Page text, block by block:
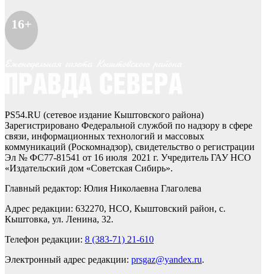
16+
PS54.RU (сетевое издание Кыштовского района)
Зарегистрировано Федеральной службой по надзору в сфере
связи, информационных технологий и массовых
коммуникаций (Роскомнадзор), свидетельство о регистрации
Эл № ФС77-81541 от 16 июля 2021 г. Учредитель ГАУ НСО
«Издательский дом «Советская Сибирь».
Главный редактор: Юлия Николаевна Глаголева
Адрес редакции: 632270, НСО, Кыштовский район, с.
Кыштовка, ул. Ленина, 32.
Телефон редакции: 8 (383-71) 21-610
Электронный адрес редакции: prsgaz@yandex.ru.